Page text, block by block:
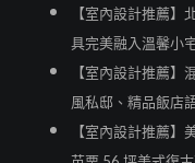
【室內設計推薦
具完美融入溫馨小
【室內設計推薦
風私邸、精品飯店
【室內設計推薦】